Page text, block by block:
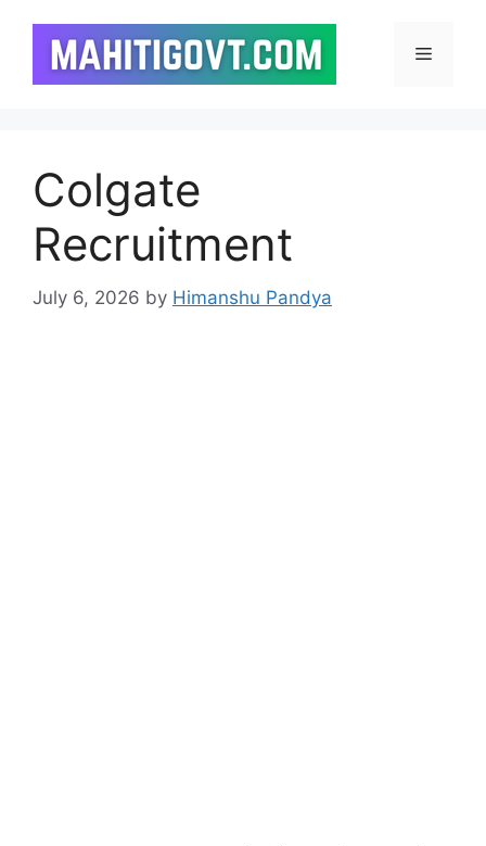
content
Menu
Colgate
Recruitment
July 6, 2026 by Himanshu Pandya